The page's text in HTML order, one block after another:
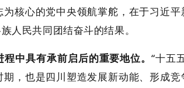
核心的党中央领航掌舵，在于习近平
人民共同团结奋斗的结果。
中具有承前启后的重要地位。“十五
，也是四川塑造发展新动能、形成竞